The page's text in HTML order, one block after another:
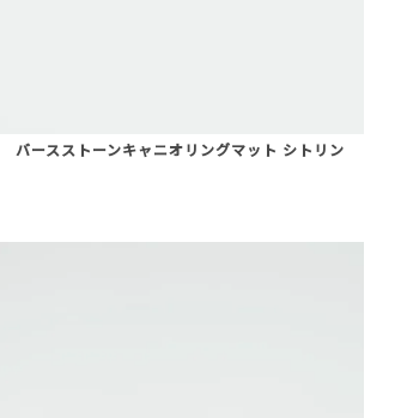
バースストーンキャニオリングマット シトリン